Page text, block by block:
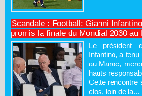
Scandale : Football: Gianni
promis la finale du Mondial 2030 au
Le président
Infantino, a
au Maroc,
hauts
Cette rencontre
clos, loin de la...